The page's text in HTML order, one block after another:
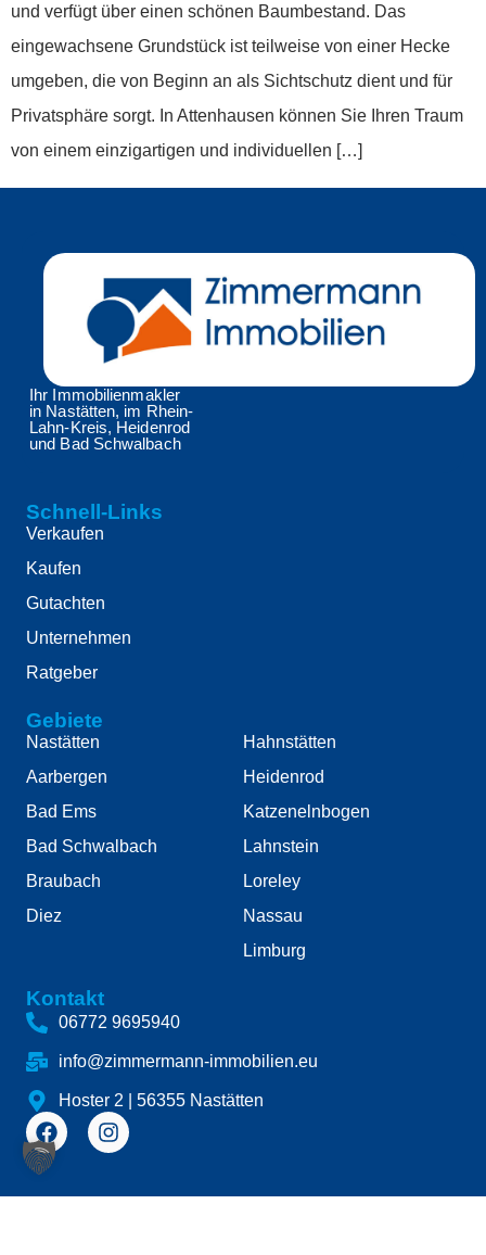
und verfügt über einen schönen Baumbestand. Das
eingewachsene Grundstück ist teilweise von einer Hecke
umgeben, die von Beginn an als Sichtschutz dient und für
Privatsphäre sorgt. In Attenhausen können Sie Ihren Traum
von einem einzigartigen und individuellen […]
Ihr Immobilienmakler
in Nastätten, im Rhein-
Lahn-Kreis, Heidenrod
und Bad Schwalbach
Schnell-Links
Verkaufen
Kaufen
Gutachten
Unternehmen
Ratgeber
Gebiete
Nastätten
Aarbergen
Bad Ems
Bad Schwalbach
Braubach
Diez
Hahnstätten
Heidenrod
Katzenelnbogen
Lahnstein
Loreley
Nassau
Limburg
Kontakt
06772 9695940
info@zimmermann-immobilien.eu
Hoster 2 | 56355 Nastätten